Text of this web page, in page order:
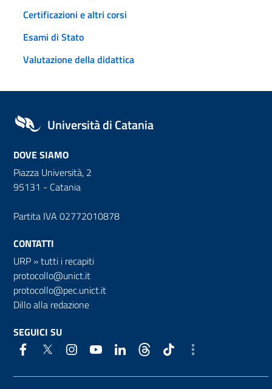
Certificazioni e altri corsi
Esami di Stato
Valutazione della didattica
Università di Catania
DOVE SIAMO
Piazza Università, 2
95131 - Catania
Partita IVA 02772010878
CONTATTI
URP »tutti i recapiti
protocollo@unict.it
protocollo@pec.unict.it
Dillo alla redazione
SEGUICI SU